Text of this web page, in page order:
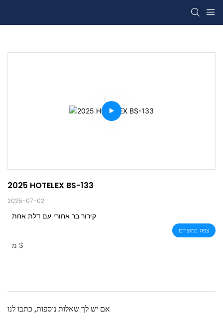
2025 HOTELEX BS-133
2025-07-02
קירור בר אחורי עם דלת אחת
$
צפה במוצרים
אם יש לך שאלות נוספות, כתבו לנו